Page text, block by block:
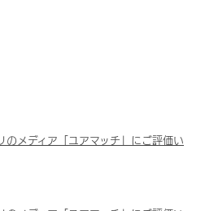
のメディア「ユアマッチ」にご評価い